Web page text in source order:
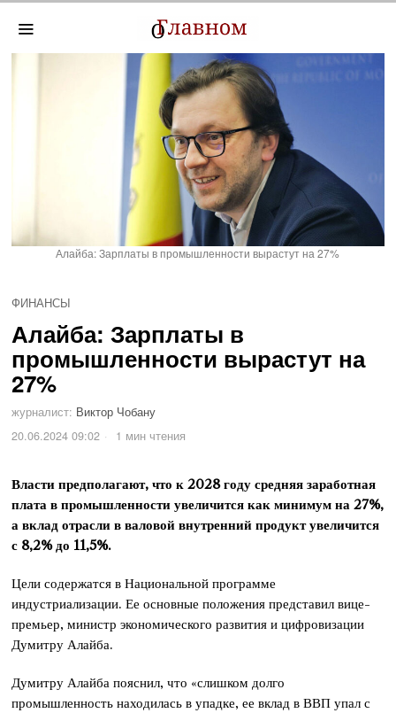
Алайба: Зарплаты в промышленности вырастут на 27%
ФИНАНСЫ
Алайба: Зарплаты в
промышленности вырастут на
27%
журналист: Виктор Чобану
20.06.2024 09:02
1 мин чтения
Власти предполагают, что к 2028 году средняя заработная
плата в промышленности увеличится как минимум на 27%,
а вклад отрасли в валовой внутренний продукт увеличится
с 8,2% до 11,5%.
Цели содержатся в Национальной программе
индустриализации. Ее основные положения представил вице-
премьер, министр экономического развития и цифровизации
Думитру Алайба.
Думитру Алайба пояснил, что «слишком долго
промышленность находилась в упадке, ее вклад в ВВП упал с